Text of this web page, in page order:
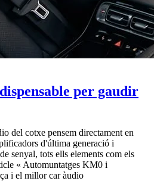
per gaudir
del cotxe pensem directament en
d'última generació i
senyal, tots ells elements com els
« Automuntatges KM0 i
i el millor car àudio